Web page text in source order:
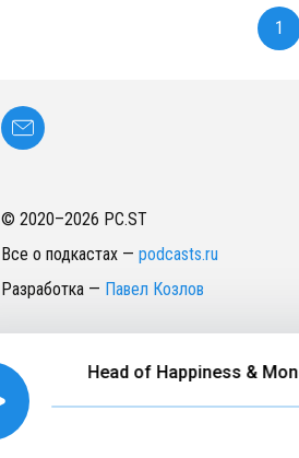
1
© 2020–2026 PC.ST
Все о подкастах — podcasts.ru
Разработка — Павел Козлов
Head of Happiness &